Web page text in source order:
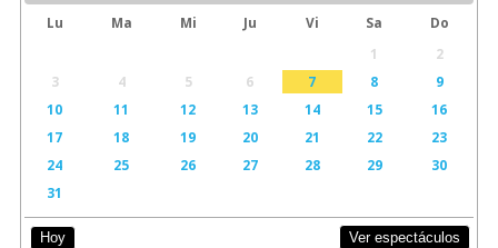
Lu Ma Mi Ju Vi Sa
Do
1
2
3
4 5 6 7 8
9
10
11 12 13 14 15
16
17
18 19 20 21 22
23
24
25 26 27 28 29
30
31
Hoy Ver espectáculos